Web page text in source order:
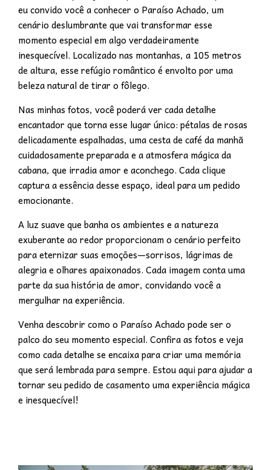
eu convido você a conhecer o Paraíso Achado, um
cenário deslumbrante que vai transformar esse
momento especial em algo verdadeiramente
inesquecível. Localizado nas montanhas, a 105 metros
de altura, esse refúgio romântico é envolto por uma
beleza natural de tirar o fôlego.
Nas minhas fotos, você poderá ver cada detalhe
encantador que torna esse lugar único: pétalas de rosas
delicadamente espalhadas, uma cesta de café da manhã
cuidadosamente preparada e a atmosfera mágica da
cabana, que irradia amor e aconchego. Cada clique
captura a essência desse espaço, ideal para um pedido
emocionante.
A luz suave que banha os ambientes e a natureza
exuberante ao redor proporcionam o cenário perfeito
para eternizar suas emoções—sorrisos, lágrimas de
alegria e olhares apaixonados. Cada imagem conta uma
parte da sua história de amor, convidando você a
mergulhar na experiência.
Venha descobrir como o Paraíso Achado pode ser o
palco do seu momento especial. Confira as fotos e veja
como cada detalhe se encaixa para criar uma memória
que será lembrada para sempre. Estou aqui para ajudar a
tornar seu pedido de casamento uma experiência mágica
e inesquecível!